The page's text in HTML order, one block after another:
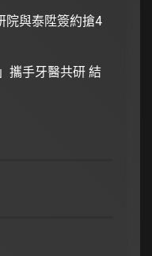
院與泰陞簽約搶4
攜手牙醫共研 結